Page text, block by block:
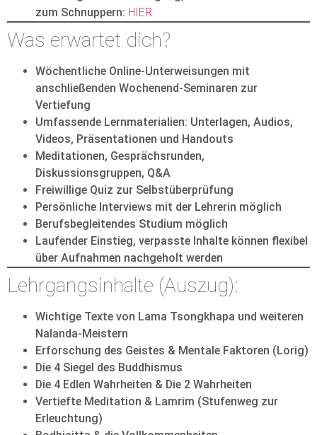
zum Schnuppern: HIER
Was erwartet dich?
Wöchentliche Online-Unterweisungen mit
anschließenden Wochenend-Seminaren zur
Vertiefung
Umfassende Lernmaterialien: Unterlagen, Audios,
Videos, Präsentationen und Handouts
Meditationen, Gesprächsrunden,
Diskussionsgruppen, Q&A
Freiwillige Quiz zur Selbstüberprüfung
Persönliche Interviews mit der Lehrerin möglich
Berufsbegleitendes Studium möglich
Laufender Einstieg, verpasste Inhalte können flexibel
über Aufnahmen nachgeholt werden
Lehrgangsinhalte (Auszug):
Wichtige Texte von Lama Tsongkhapa und weiteren
Nalanda-Meistern
Erforschung des Geistes & Mentale Faktoren (Lorig)
Die 4 Siegel des Buddhismus
Die 4 Edlen Wahrheiten & Die 2 Wahrheiten
Vertiefte Meditation & Lamrim (Stufenweg zur
Erleuchtung)